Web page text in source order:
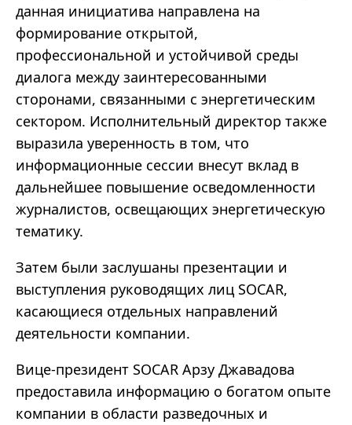
данная инициатива направлена на
формирование открытой,
профессиональной и устойчивой среды
диалога между заинтересованными
сторонами, связанными с энергетическим
сектором. Исполнительный директор также
выразила уверенность в том, что
информационные сессии внесут вклад в
дальнейшее повышение осведомленности
журналистов, освещающих энергетическую
тематику.
Затем были заслушаны презентации и
выступления руководящих лиц SOCAR,
касающиеся отдельных направлений
деятельности компании.
Вице-президент SOCAR Арзу Джавадова
предоставила информацию о богатом опыте
компании в области разведочных и